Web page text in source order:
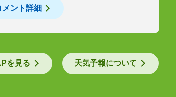
メント詳細
を見る 天気予報について